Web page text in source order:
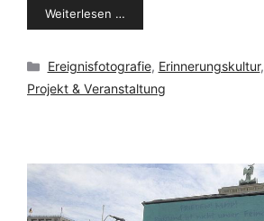
Weiterlesen …
Kategorien
Ereignisfotografie, Erinnerungskultur,
Projekt & Veranstaltung